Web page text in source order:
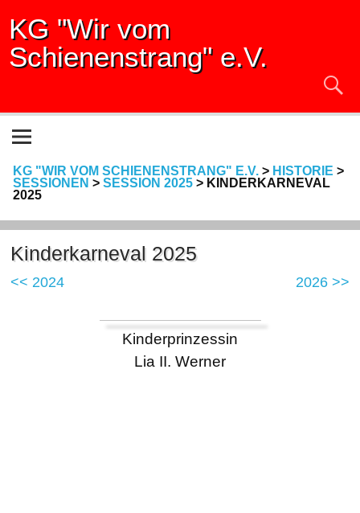
KG "Wir vom
Schienenstrang" e.V.
KG "WIR VOM SCHIENENSTRANG" E.V.> HISTORIE >
SESSIONEN > SESSION 2025> KINDERKARNEVAL
2025
Kinderkarneval 2025
<< 2024 2026 >>
Kinderprinzessin
Lia II. Werner